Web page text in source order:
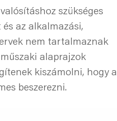
szükséges
az alkalmazási,
nem tartalmaznak
alaprajzok
kiszámolni, hogy a
beszerezni.